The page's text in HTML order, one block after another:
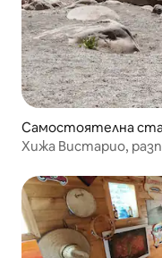
Самостоятелна
Хижа Вистарио,